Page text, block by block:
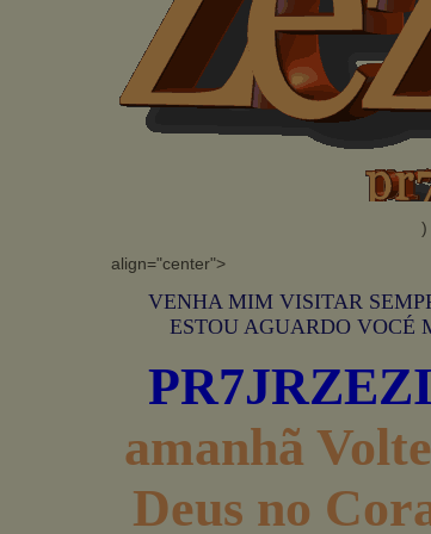
)
align="center">
VENHA MIM VISITAR
ESTOU AGUARDO VOCÉ
amanhã
Deus no